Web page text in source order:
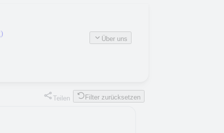
)
Über uns
Teilen Filter zurücksetzen